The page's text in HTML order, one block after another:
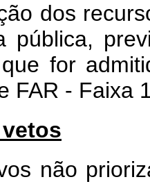
dos
pública,
for
FAR - Faixa
não